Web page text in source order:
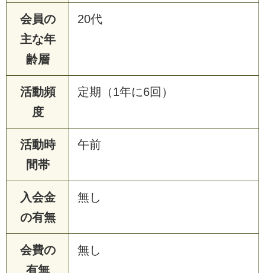
会員の
主な年
齢層
20代
活動頻
度
定期（1年に6回）
活動時
間帯
午前
入会金
の有無
無し
会費の
有無
無し